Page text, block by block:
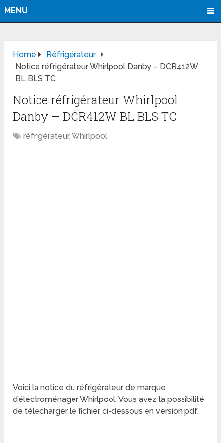
MENU
Home
Réfrigérateur
Notice réfrigérateur Whirlpool Danby – DCR412W
BL BLS TC
Notice réfrigérateur Whirlpool
Danby – DCR412W BL BLS TC
réfrigérateur,Whirlpool
Voici la notice du réfrigérateur de marque
d’électroménager Whirlpool. Vous avez la possibilité
de télécharger le fichier ci-dessous en version pdf.